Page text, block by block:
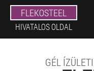
FLEKOSTEEL
HIVATALOS OLDAL
GÉL